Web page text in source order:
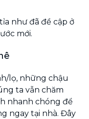
như đã đề cập ở
mới.
lọ, những chậu
ta vẫn chăm
nhanh chóng để
ngay tại nhà. Đây